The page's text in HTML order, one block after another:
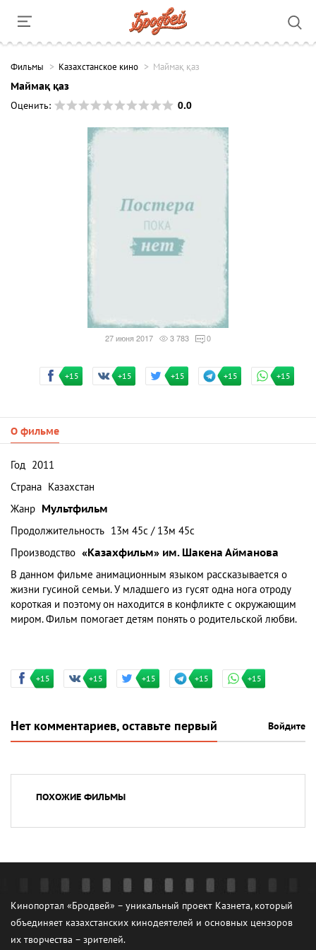
Фильмы Казахстанское кино Маймақ қаз
Маймақ қаз
Оценить:
0.0
27 июня 2017 3 783 0
+15 +15 +15 +15 +15
О фильме
Год 2011
Страна
Казахстан
Жанр
Мультфильм
Продолжительность 13м 45c / 13м 45c
Производство «Казахфильм» им. Шакена Айманова
В данном фильме анимационным языком рассказывается о
жизни гусиной семьи. У младшего из гусят одна нога отроду
короткая и поэтому он находится в конфликте с окружающим
миром. Фильм помогает детям понять о родительской любви.
+15 +15 +15 +15 +15
Нет комментариев, оставьте первый Войдите
ПОХОЖИЕ ФИЛЬМЫ
Кинопортал «Бродвей» – уникальный проект Казнета, который
объединяет казахстанских кинодеятелей и основных цензоров
их творчества – зрителей.